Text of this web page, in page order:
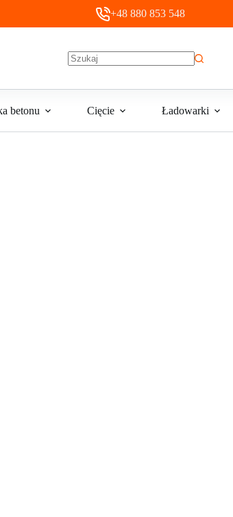
+48 880 853 548
betonu Cięcie Ładowarki